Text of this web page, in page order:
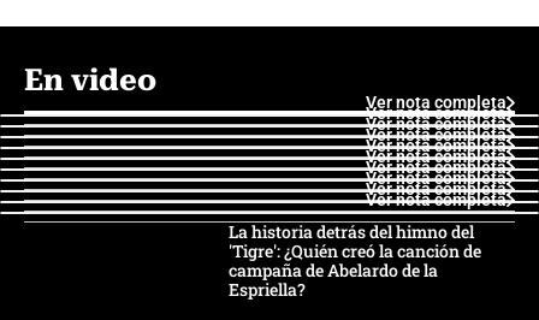
En video
Ver nota completa
Ver nota completa
Ver nota completa
Ver nota completa
Ver nota completa
Ver nota completa
Ver nota completa
Ver nota completa
Ver nota completa
Ver nota completa
La historia detrás del himno del
'Tigre': ¿Quién creó la canción de
campaña de Abelardo de la
Espriella?